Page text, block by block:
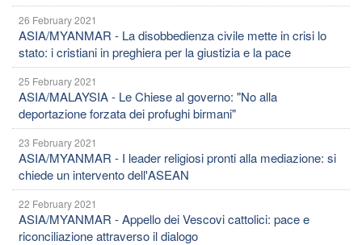
26 February 2021
ASIA/MYANMAR - La disobbedienza civile mette in crisi lo
stato: i cristiani in preghiera per la giustizia e la pace
25 February 2021
ASIA/MALAYSIA - Le Chiese al governo: "No alla
deportazione forzata dei profughi birmani"
23 February 2021
ASIA/MYANMAR - I leader religiosi pronti alla mediazione: si
chiede un intervento dell'ASEAN
22 February 2021
ASIA/MYANMAR - Appello dei Vescovi cattolici: pace e
riconciliazione attraverso il dialogo